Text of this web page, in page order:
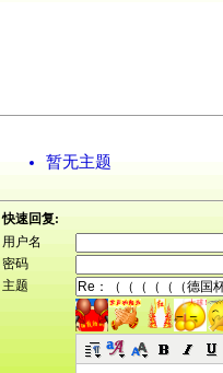
暂无主题
快速回复:
用户名
密码
主题